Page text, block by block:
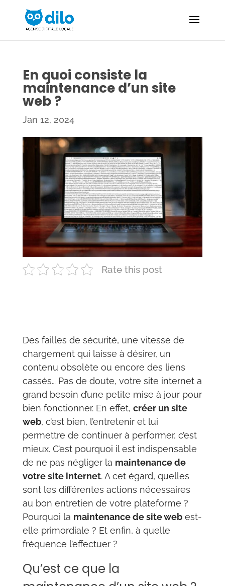
En quoi consiste la
maintenance d’un site
web ?
Jan 12, 2024
Rate this post
Des failles de sécurité, une vitesse de
chargement qui laisse à désirer, un
contenu obsolète ou encore des liens
cassés… Pas de doute, votre site internet a
grand besoin d’une petite mise à jour pour
bien fonctionner. En effet, créer un site
web, c’est bien, l’entretenir et lui
permettre de continuer à performer, c’est
mieux. C’est pourquoi il est indispensable
de ne pas négliger la maintenance de
votre site internet. A cet égard, quelles
sont les différentes actions nécessaires
au bon entretien de votre plateforme ?
Pourquoi la maintenance de site webest-
elle primordiale ? Et enfin, à quelle
fréquence l’effectuer ?
Qu’est ce que la